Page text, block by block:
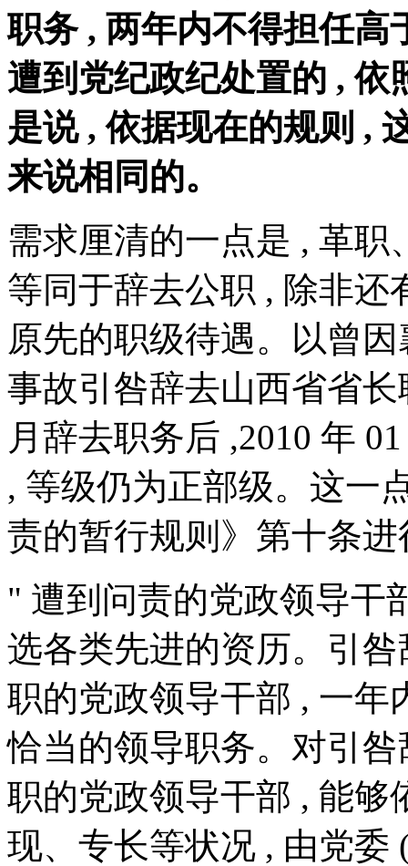
职务 , 两年内不得担任高
遭到党纪政纪处置的 ,
是说 , 依据现在的规则 ,
来说相同的。
需求厘清的一点是 , 革职
等同于辞去公职 , 除非还
原先的职级待遇。以曾
事故引咎辞去山西省省
月辞去职务后 ,2010 年
, 等级仍为正部级。这一
责的暂行规则》第十条
" 遭到问责的党政领导干
选各类先进的资历。引
职的党政领导干部 , 一年
恰当的领导职务。对引
职的党政领导干部 , 能够
现、专长等状况 , 由党委